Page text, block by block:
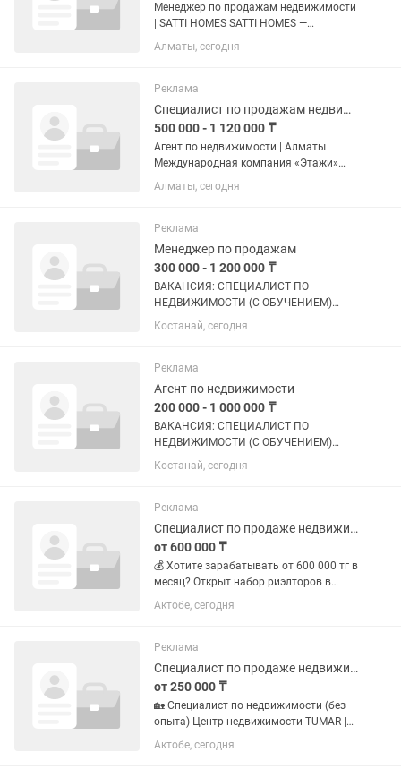
Менеджер по продажам недвижимости
| SATTI HOMES SATTI HOMES —
компания, которая помогает людям
приобрести недвижимость в Алматы
работаем только с официальными
партнерами,...
Алматы, сегодня
Реклама
Специалист по продажам недвижимости (без опыта!)
500 000 - 1 120 000 ₸
Агент по недвижимости | Алматы
Международная компания «Этажи»
приглашает в команду активных и
амбициозных! Что предлагаем: —
месяц (высокие % со сделок) —
Обучение...
Алматы, сегодня
Реклама
Менеджер по продажам
300 000 - 1 200 000 ₸
ВАКАНСИЯ: СПЕЦИАЛИСТ ПО
НЕДВИЖИМОСТИ (С ОБУЧЕНИЕМ)
Хотите освоить новую профессию и
зарабатывать от 300 000тг и выше?
всем необходимым для успешной...
Костанай, сегодня
Реклама
Агент по недвижимости
200 000 - 1 000 000 ₸
ВАКАНСИЯ: СПЕЦИАЛИСТ ПО
НЕДВИЖИМОСТИ (С ОБУЧЕНИЕМ)
Хотите освоить новую профессию и
зарабатывать от 200 000тг и выше?
всем необходимым для успешной...
Костанай, сегодня
Реклама
Специалист по продаже недвижимости
от 600 000 ₸
💰 Хотите зарабатывать от 600 000 тг в
месяц? Открыт набор риэлторов в
агентство недвижимости. Опыт не
обязателен — главное, чтобы вы были
Актобе, сегодня
Реклама
Специалист по продаже недвижимости
от 250 000 ₸
🏡 Специалист по недвижимости (без
опыта) Центр недвижимости TUMAR |
Актобе Возможно, вы никогда не
работали в недвижимости. И это даже
Актобе, сегодня